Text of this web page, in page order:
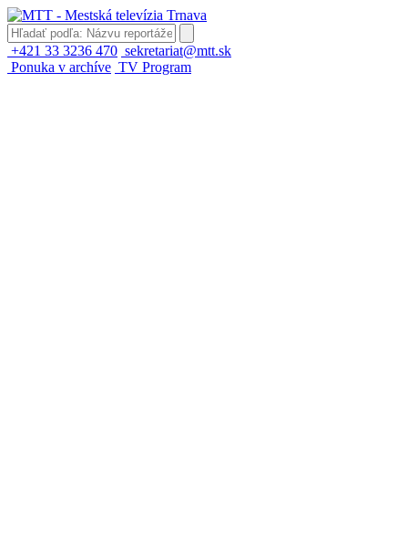
+421 33 3236 470 sekretariat@mtt.sk
Ponuka v archíve TV Program